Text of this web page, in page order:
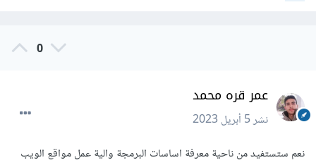
0
عمر قره محمد
نشر5 أبريل 2023
نعم ستستفيد من ناحية معرفة اساسات البرمجة والية عمل مواقع الويب